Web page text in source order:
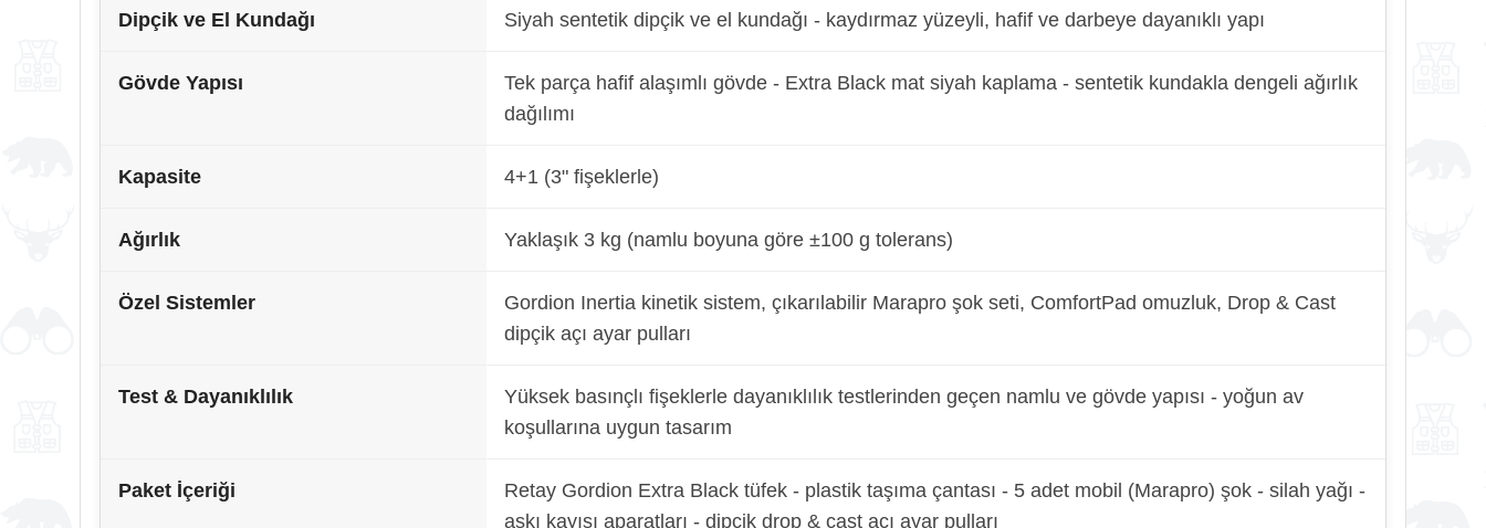
Dipçik ve El Kundağı Siyah sentetik dipçik ve el kundağı - kaydırmaz yüzeyli, hafif ve darbeye dayanıklı yapı
Gövde Yapısı
Tek parça hafif alaşımlı gövde - Extra Black mat siyah kaplama - sentetik kundakla dengeli ağırlık
dağılımı
Kapasite 4+1 (3" fişeklerle)
Ağırlık Yaklaşık 3 kg (namlu boyuna göre ±100 g tolerans)
Özel Sistemler
Gordion Inertia kinetik sistem, çıkarılabilir Marapro şok seti, ComfortPad omuzluk, Drop & Cast
dipçik açı ayar pulları
Test & Dayanıklılık
Yüksek basınçlı fişeklerle dayanıklılık testlerinden geçen namlu ve gövde yapısı - yoğun av
koşullarına uygun tasarım
Paket İçeriği
Retay Gordion Extra Black tüfek - plastik taşıma çantası - 5 adet mobil (Marapro) şok - silah yağı -
askı kayışı aparatları - dipçik drop & cast açı ayar pulları